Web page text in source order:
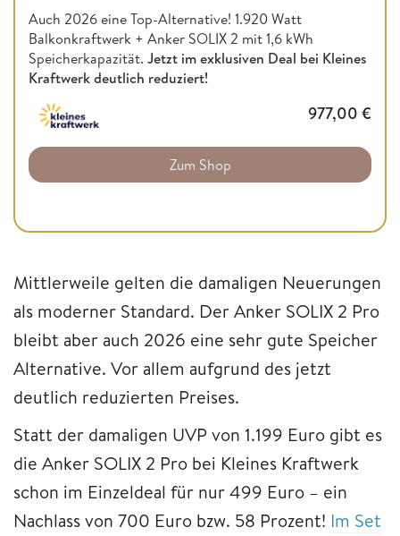
Auch 2026 eine Top-Alternative! 1.920 Watt
Balkonkraftwerk + Anker SOLIX 2 mit 1,6 kWh
Speicherkapazität. Jetzt im exklusiven Deal bei Kleines
Kraftwerk deutlich reduziert!
977,00 €
Zum Shop
Mittlerweile gelten die damaligen Neuerungen
als moderner Standard. Der Anker SOLIX 2 Pro
bleibt aber auch 2026 eine sehr gute Speicher
Alternative. Vor allem aufgrund des jetzt
deutlich reduzierten Preises.
Statt der damaligen UVP von 1.199 Euro gibt es
die Anker SOLIX 2 Pro bei Kleines Kraftwerk
schon im Einzeldeal für nur 499 Euro – ein
Nachlass von 700 Euro bzw. 58 Prozent! Im Set